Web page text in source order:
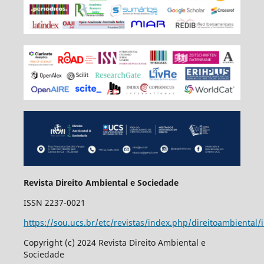
Revista Direito Ambiental e Sociedade
ISSN 2237-0021
https://sou.ucs.br/etc/revistas/index.php/direitoambiental/
Copyright (c) 2024 Revista Direito Ambiental e
Sociedade